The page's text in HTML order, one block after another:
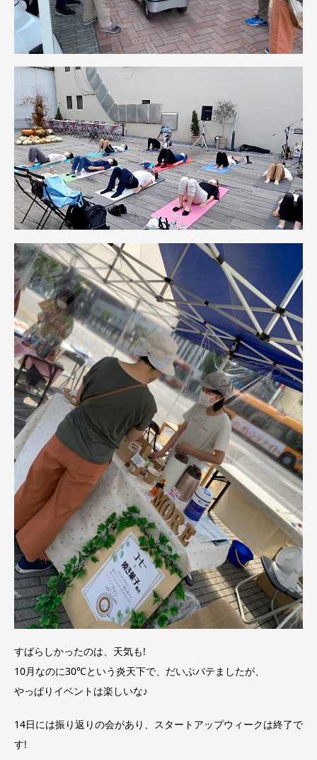
すばらしかったのは、天気も!
10月なのに30℃という炎天下で、だいぶバテましたが、
やっぱりイベントは楽しいな♪
14日には振り返りの会があり、スタートアップウィークは終了で
す!